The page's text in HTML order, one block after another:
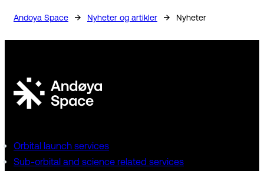
Andoya Space → Nyheter og artikler → Nyheter
Orbital launch services
Sub-orbital and science related services